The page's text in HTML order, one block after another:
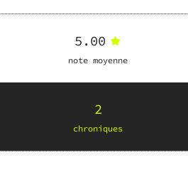
5.00
note moyenne
2
chroniques